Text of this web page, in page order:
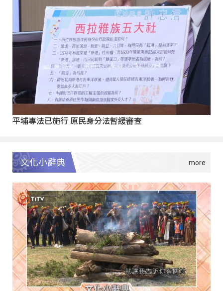
平埔專法已施行 原民身分法暫緩審查
文化小辭典